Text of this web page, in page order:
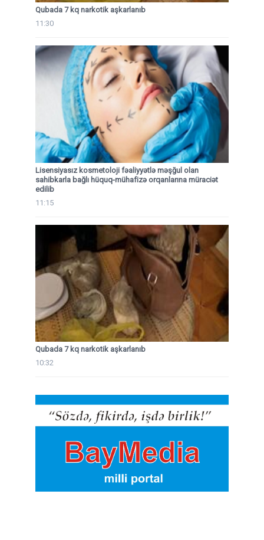
Qubada 7 kq narkotik aşkarlanıb
11:30
Lisensiyasız kosmetoloji fəaliyyətlə məşğul olan
sahibkarla bağlı hüquq-mühafizə orqanlarına müraciət
edilib
11:15
Qubada 7 kq narkotik aşkarlanıb
10:32